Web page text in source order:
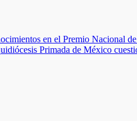
en el Premio Nacional
Primada de México